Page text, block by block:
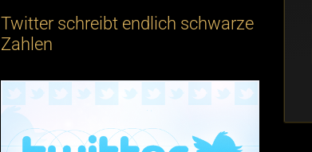
Twitter schreibt endlich schwarze
Zahlen